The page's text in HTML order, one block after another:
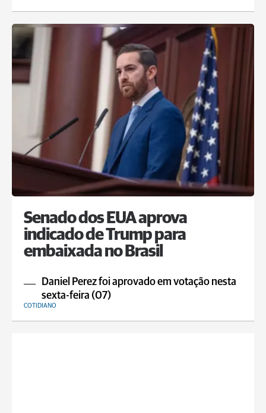
Senado dos EUA aprova
indicado de Trump para
embaixada no Brasil
Daniel Perez foi aprovado em votação nesta
sexta-feira (07)
COTIDIANO